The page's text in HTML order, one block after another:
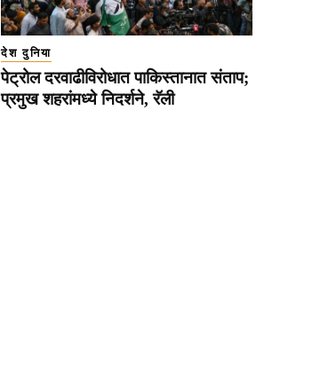
देश दुनिया
पेट्रोल दरवाढीविरोधात पाकिस्तानात संताप;
प्रमुख शहरांमध्ये निदर्शने, रॅली